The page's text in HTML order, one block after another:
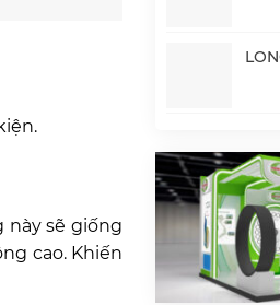
này sẽ giống
cao. Khiến